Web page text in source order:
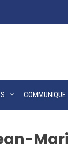
COMMUNIQUE